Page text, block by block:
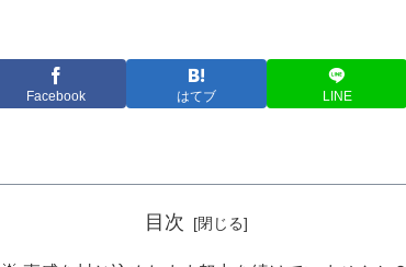
Facebook はてブ LINE
目次